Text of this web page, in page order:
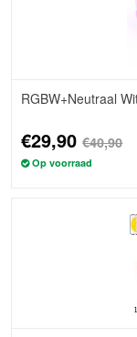
RGBW+Neutraal
€29,90€40,90
Op voorraad